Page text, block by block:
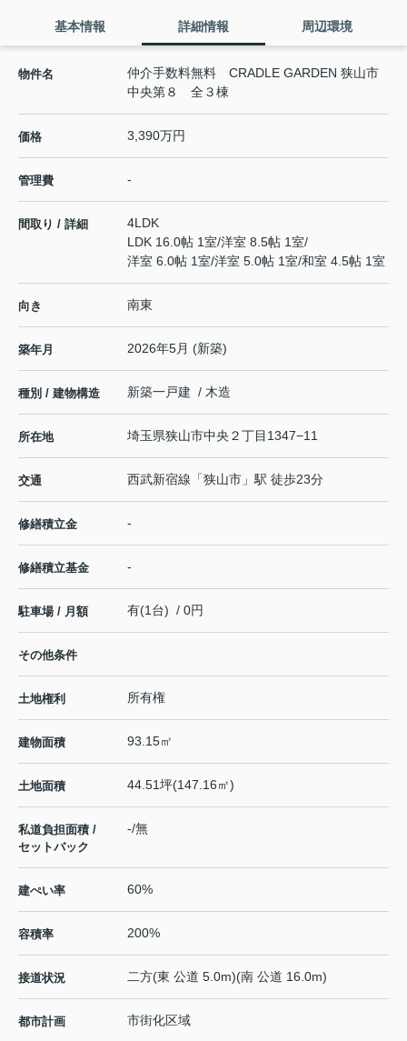
基本情報 詳細情報 周辺環境
物件名
仲介手数料無料 CRADLE GARDEN 狭山市
中央第８ 全３棟
価格 3,390万円
管理費 -
間取り / 詳細
4LDK
LDK 16.0帖 1室/洋室 8.5帖 1室/
洋室 6.0帖 1室/洋室 5.0帖 1室/和室 4.5帖 1室
向き 南東
築年月 2026年5月 (新築)
種別 / 建物構造 新築一戸建 / 木造
所在地 埼玉県狭山市中央 ２丁目1347−11
交通 西武新宿線 「狭山市 」駅 徒歩23分
修繕積立金 -
修繕積立基金 -
駐車場 / 月額 有(1台) / 0円
その他条件
土地権利 所有権
建物面積 93.15㎡
土地面積 44.51坪(147.16㎡)
私道負担面積 /
セットバック
-/無
建ぺい率 60%
容積率 200%
接道状況 二方(東 公道 5.0m)(南 公道 16.0m)
都市計画 市街化区域